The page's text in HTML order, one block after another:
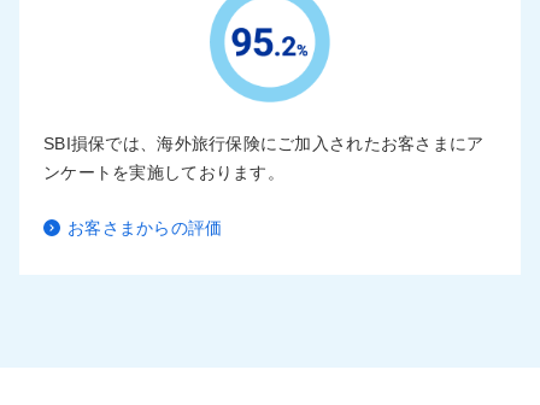
SBI損保では、海外旅行保険にご加入されたお客さまにア
ンケートを実施しております。
お客さまからの評価